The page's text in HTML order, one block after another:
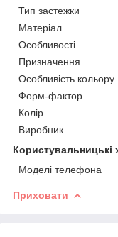
Тип застежки
Матеріал
Особливості
Призначення
Особливість кольору
Форм-фактор
Колір
Виробник
Користувальницькі
Моделі телефона
Приховати